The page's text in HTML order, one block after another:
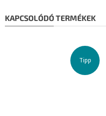
KAPCSOLÓDÓ TERMÉKEK
Tipp